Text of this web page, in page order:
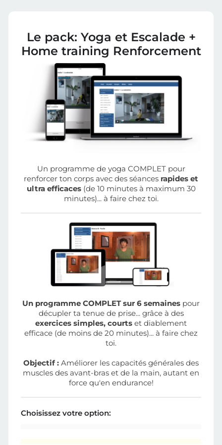
Le pack: Yoga et Escalade +
Home training Renforcement
Un programme de yoga COMPLET pour
renforcer ton corps avec des séances rapides et
ultra efficaces(de 10 minutes à maximum 30
minutes)... à faire chez toi.
Un programme COMPLET sur 6 semaines pour
décupler ta tenue de prise... grâce à des
exercices simples, courts et diablement
efficace (de moins de 20 minutes)... à faire chez
toi.
Objectif : Améliorer les capacités générales des
muscles des avant-bras et de la main, autant en
force qu'en endurance!
Choisissez votre option: